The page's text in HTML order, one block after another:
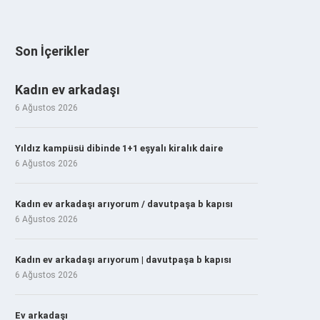
Son İçerikler
Kadın ev arkadaşı
6 Ağustos 2026
Yıldız kampüsü dibinde 1+1 eşyalı kiralık daire
6 Ağustos 2026
Kadın ev arkadaşı arıyorum / davutpaşa b kapısı
6 Ağustos 2026
Kadın ev arkadaşı arıyorum | davutpaşa b kapısı
6 Ağustos 2026
Ev arkadaşı